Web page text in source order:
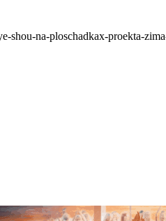
shou-na-ploschadkax-proekta-